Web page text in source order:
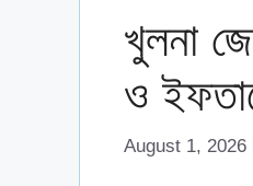
খুলনা
ও
August 1, 2026